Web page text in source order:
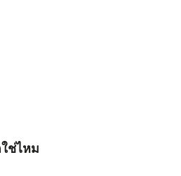
ช่ไหม